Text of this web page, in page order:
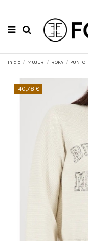
Inicio MUJER ROPA PUNTO
-40,78 €